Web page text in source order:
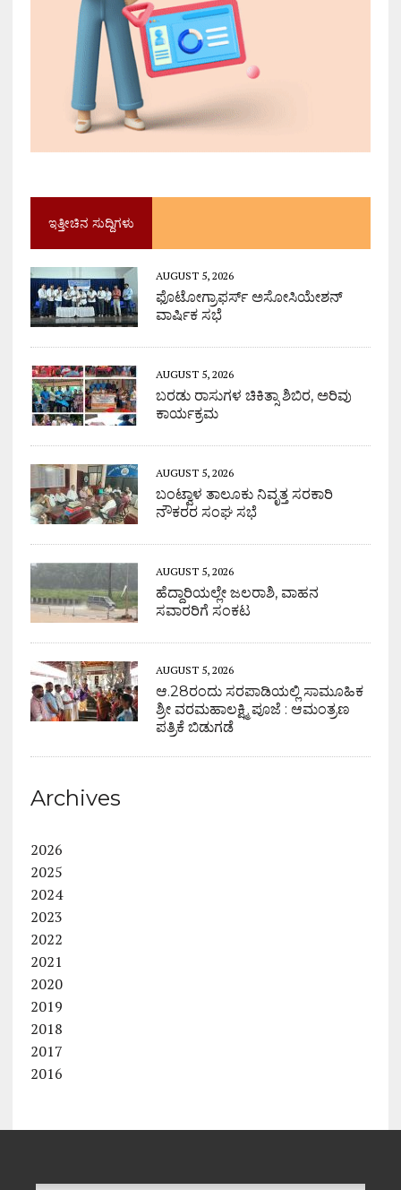
ಇತ್ತೀಚಿನ ಸುದ್ದಿಗಳು
AUGUST 5, 2026
ಫೊಟೋಗ್ರಾಫರ್ಸ್ ಅಸೋಸಿಯೇಶನ್
ವಾರ್ಷಿಕ ಸಭೆ
AUGUST 5, 2026
ಬರಡು ರಾಸುಗಳ ಚಿಕಿತ್ಸಾ ಶಿಬಿರ, ಅರಿವು
ಕಾರ್ಯಕ್ರಮ
AUGUST 5, 2026
ಬಂಟ್ವಾಳ ತಾಲೂಕು ನಿವೃತ್ತ ಸರಕಾರಿ
ನೌಕರರ ಸಂಘ ಸಭೆ
AUGUST 5, 2026
ಹೆದ್ದಾರಿಯಲ್ಲೇ ಜಲರಾಶಿ, ವಾಹನ
ಸವಾರರಿಗೆ ಸಂಕಟ
AUGUST 5, 2026
ಆ.28ರಂದು ಸರಪಾಡಿಯಲ್ಲಿ ಸಾಮೂಹಿಕ
ಶ್ರೀ ವರಮಹಾಲಕ್ಷ್ಮಿ ಪೂಜೆ : ಆಮಂತ್ರಣ
ಪತ್ರಿಕೆ ಬಿಡುಗಡೆ
Archives
2026
2025
2024
2023
2022
2021
2020
2019
2018
2017
2016